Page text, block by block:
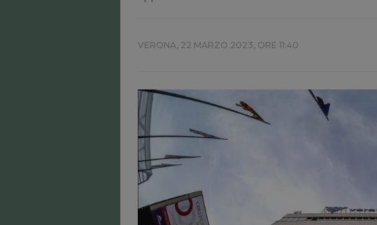
VERONA, 22 MARZO 2023, ORE 11:40